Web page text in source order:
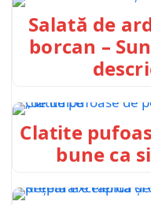
Salată de
borcan –
Clatite
bune ca